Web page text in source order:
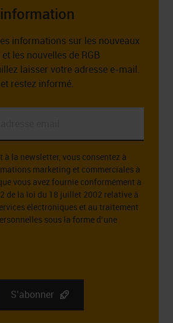
informations sur les nouveaux
les nouvelles de RGB
laisser votre adresse e-mail.
restez informé.
à la newsletter, vous consentez à
marketing et commerciales à
vous avez fournie conformément à
de la loi du 18 juillet 2002 relative à
électroniques et au traitement
sous la forme d’une
2-6, 51 – 162 Wrocław. Des
sur l’administrateur de vos
S’abonner